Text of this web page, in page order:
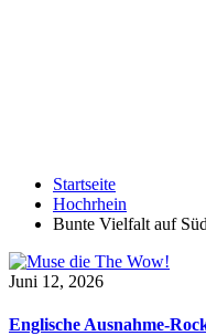
Startseite
Hochrhein
Bunte Vielfalt auf
Juni 12, 2026
Englische Ausnahme-